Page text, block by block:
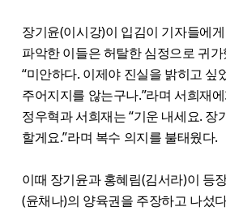
장기윤(이시강)이 입김이 기자들에
파악한 이들은 허탈한 심정으로 귀
“미안하다. 이제야 진실을 밝히고 싶
주어지지를 않는구나.”라며 서희재
정우혁과 서희재는 “기운 내세요. 장
할게요.”라며 복수 의지를 불태웠다.
이때 장기윤과 홍혜림(김서라)이 등
(윤채나)의 양육권을 주장하고 나섰